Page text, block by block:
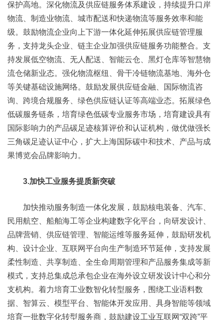
保护高地。深化物流及供应链服务体系建设，持续提升口岸
物流、制造业物流、城市配送和快递物流等服务效率和能
级。鼓励物流企业向上下游一体化延伸拓展供应链管理服
务，支持龙头企业、链主企业加强供应链服务功能整合。支
持发展低空物流、无人配送、智能云仓、黑灯仓库等智慧物
流仓储新业态。强化物流枢纽、骨干冷链物流基地、海外仓
等关键基础设施网络。鼓励发展供应链金融、国际物流咨
询、跨境合规服务、绿色供应链认证等高端业态。拓展绿色
低碳服务链条，培育绿色低碳专业服务市场，培育建设具有
国际影响力的产品碳足迹核算评价和认证机构，做优做强长
三角碳足迹认证中心，扩大上海国际碳中和技术、产品与成
果博览会品牌影响力。
3.加快工业服务提质新突破
加快推动服务制造一体化发展，鼓励核电装备、汽车、
民用航空、船舶海工等企业构建数字化平台，向研发设计、
品牌营销、供应链管理、智能运维等服务延伸，鼓励研发机
构、设计企业、互联网平台向生产制造环节延伸，支持发展
柔性制造、共享制造、全生命周期管理和产品服务集成等新
模式，支持总集成总承包企业在海外设立研发设计中心和分
支机构。着力培育工业数智化转型服务，围绕工业语料数
据、智算云、模型平台、智能体开发应用、具身智能等领域
培育一批数字化转型服务商，鼓励建设工业互联网“双跨”平